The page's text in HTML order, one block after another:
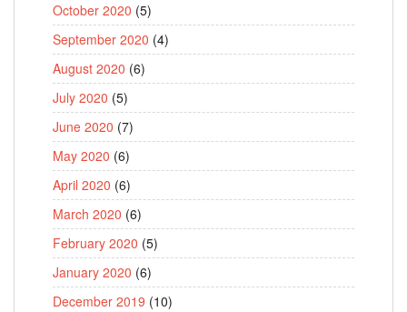
October 2020 (5)
September 2020 (4)
August 2020 (6)
July 2020 (5)
June 2020 (7)
May 2020 (6)
April 2020 (6)
March 2020 (6)
February 2020 (5)
January 2020 (6)
December 2019 (10)